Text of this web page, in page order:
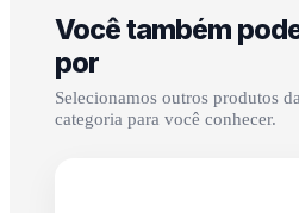
Você também
por
Selecionamos outros produtos
categoria para você conhecer.